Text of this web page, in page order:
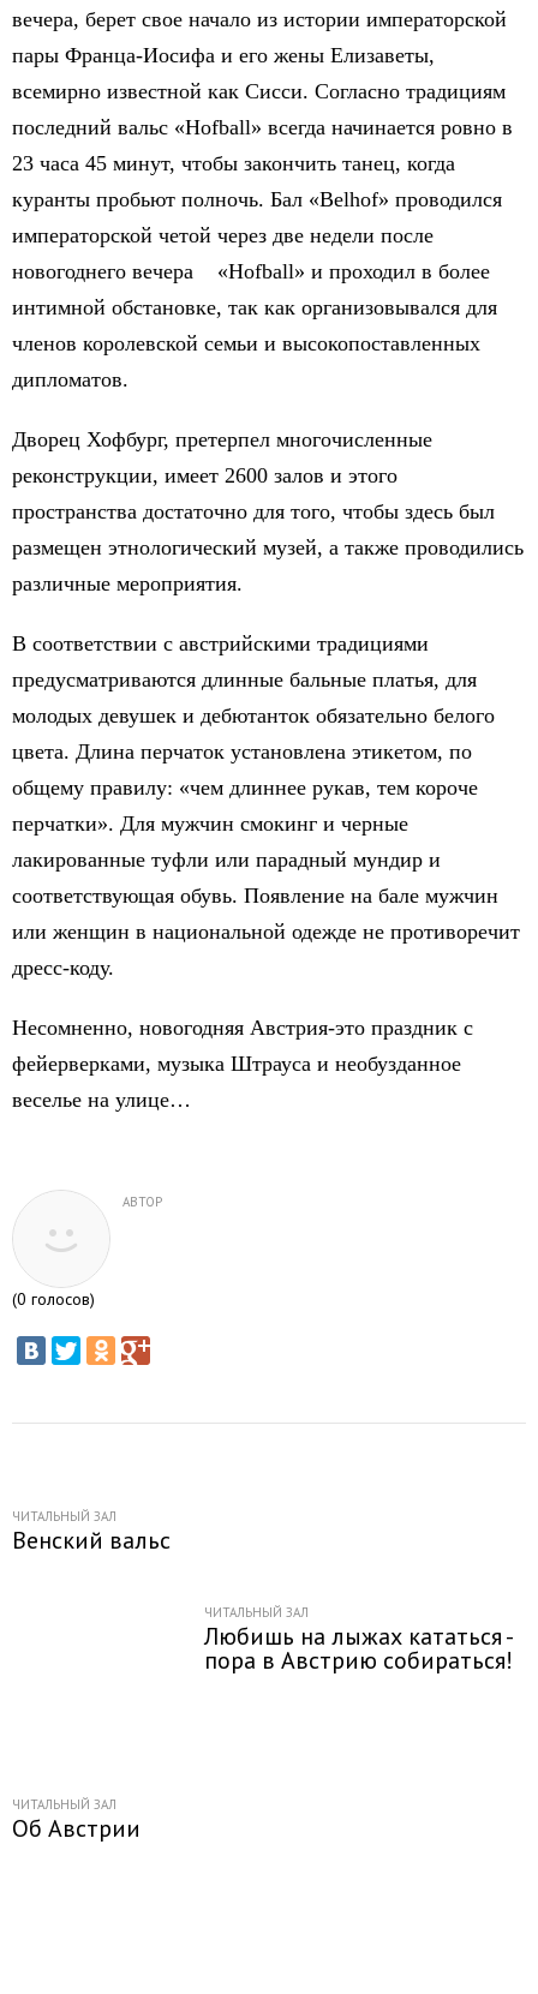
вечера, берет свое начало из истории императорской
пары Франца-Иосифа и его жены Елизаветы,
всемирно известной как Сисси. Согласно традициям
последний вальс «Hofball» всегда начинается ровно в
23 часа 45 минут, чтобы закончить танец, когда
куранты пробьют полночь. Бал «Belhof» проводился
императорской четой через две недели после
новогоднего вечера «Hofball» и проходил в более
интимной обстановке, так как организовывался для
членов королевской семьи и высокопоставленных
дипломатов.
Дворец Хофбург, претерпел многочисленные
реконструкции, имеет 2600 залов и этого
пространства достаточно для того, чтобы здесь был
размещен этнологический музей, а также проводились
различные мероприятия.
В соответствии с австрийскими традициями
предусматриваются длинные бальные платья, для
молодых девушек и дебютанток обязательно белого
цвета. Длина перчаток установлена этикетом, по
общему правилу: «чем длиннее рукав, тем короче
перчатки». Для мужчин смокинг и черные
лакированные туфли или парадный мундир и
соответствующая обувь. Появление на бале мужчин
или женщин в национальной одежде не противоречит
дресс-коду.
Несомненно, новогодняя Австрия-это праздник с
фейерверками, музыка Штрауса и необузданное
веселье на улице…
АВТОР
(0 голосов)
ЧИТАЛЬНЫЙ ЗАЛ
Венский вальс
ЧИТАЛЬНЫЙ ЗАЛ
Любишь на лыжах кататься -
пора в Австрию собираться!
ЧИТАЛЬНЫЙ ЗАЛ
Об Австрии